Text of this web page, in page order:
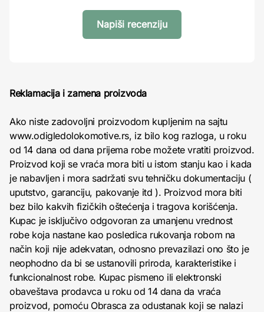
Napiši recenziju
Reklamacija i zamena proizvoda
Ako niste zadovoljni proizvodom kupljenim na sajtu
www.odigledolokomotive.rs, iz bilo kog razloga, u roku
od 14 dana od dana prijema robe možete vratiti proizvod.
Proizvod koji se vraća mora biti u istom stanju kao i kada
je nabavljen i mora sadržati svu tehničku dokumentaciju (
uputstvo, garanciju, pakovanje itd ). Proizvod mora biti
bez bilo kakvih fizičkih oštećenja i tragova korišćenja.
Kupac je isključivo odgovoran za umanjenu vrednost
robe koja nastane kao posledica rukovanja robom na
način koji nije adekvatan, odnosno prevazilazi ono što je
neophodno da bi se ustanovili priroda, karakteristike i
funkcionalnost robe. Kupac pismeno ili elektronski
obaveštava prodavca u roku od 14 dana da vraća
proizvod, pomoću Obrasca za odustanak koji se nalazi